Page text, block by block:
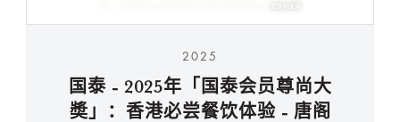
2025
国泰 - 2025年「国泰会员尊尚大
奬」：香港必尝餐饮体验 - 唐阁